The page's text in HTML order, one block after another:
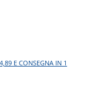
E CONSEGNA IN 1